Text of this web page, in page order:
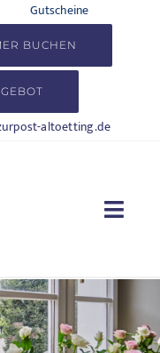
Gutscheine
BUCHEN
altoetting.de